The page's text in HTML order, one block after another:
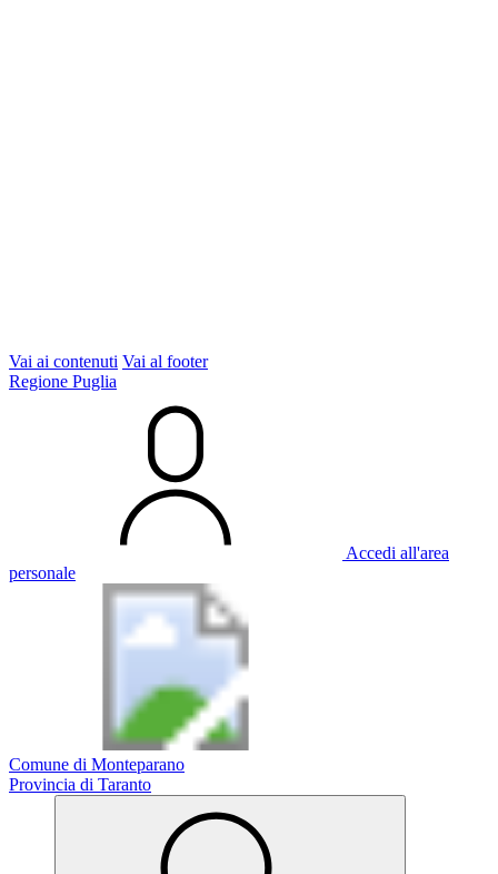
Vai ai contenuti Vai al footer
Regione Puglia
Accedi all'area
personale
Comune di Monteparano
Provincia di Taranto